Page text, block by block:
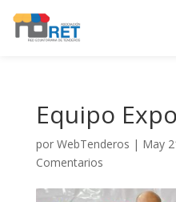
Equipo
por WebTenderos | May
Comentarios